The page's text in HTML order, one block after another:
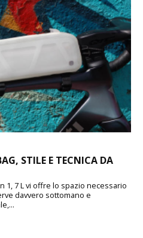
STILE E TECNICA DA
1, 7 L vi offre lo spazio necessario
davvero sottomano e